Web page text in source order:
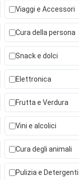
Viaggi e Accessori
Cura della persona
Snack e dolci
Elettronica
Frutta e Verdura
Vini e alcolici
Cura degli animali
Pulizia e Detergenti